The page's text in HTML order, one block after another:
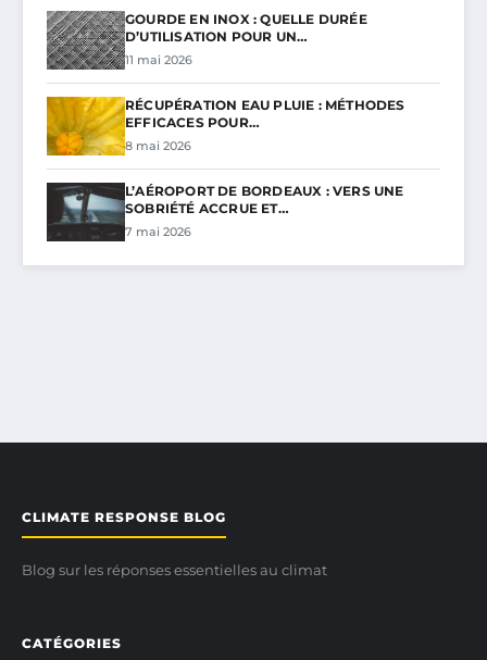
GOURDE EN INOX : QUELLE DURÉE
D’UTILISATION POUR UN…
11 mai 2026
RÉCUPÉRATION EAU PLUIE : MÉTHODES
EFFICACES POUR…
8 mai 2026
L’AÉROPORT DE BORDEAUX : VERS UNE
SOBRIÉTÉ ACCRUE ET…
7 mai 2026
CLIMATE RESPONSE BLOG
Blog sur les réponses essentielles au climat
CATÉGORIES